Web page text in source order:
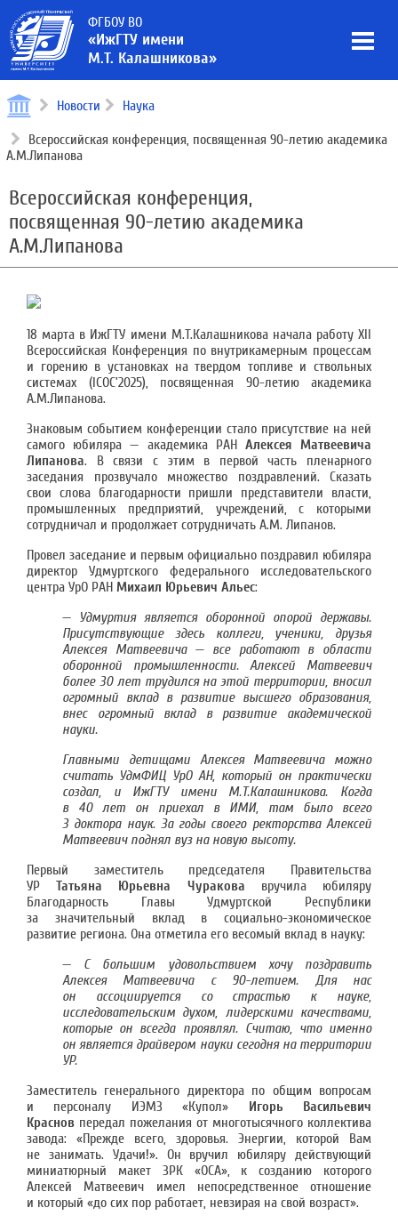
ФГБОУ ВО
«ИжГТУ имени
М.Т. Калашникова»
Новости Наука
Всероссийская конференция, посвященная 90-летию академика
А.М.Липанова
Всероссийская конференция,
посвященная 90-летию академика
А.М.Липанова
18 марта в ИжГТУ имени М.Т.Калашникова начала работу XII
Всероссийская Конференция по внутрикамерным процессам
и горению в установках на твердом топливе и ствольных
системах (ICOC’2025), посвященная 90-летию академика
А.М.Липанова.
Знаковым событием конференции стало присутствие на ней
самого юбиляра — академика РАН Алексея Матвеевича
Липанова. В связи с этим в первой часть пленарного
заседания прозвучало множество поздравлений. Сказать
свои слова благодарности пришли представители власти,
промышленных предприятий, учреждений, с которыми
сотрудничал и продолжает сотрудничать А.М. Липанов.
Провел заседание и первым официально поздравил юбиляра
директор Удмуртского федерального исследовательского
центра УрО РАН Михаил Юрьевич Альес:
— Удмуртия является оборонной опорой державы.
Присутствующие здесь коллеги, ученики, друзья
Алексея Матвеевича — все работают в области
оборонной промышленности. Алексей Матвеевич
более 30 лет трудился на этой территории, вносил
огромный вклад в развитие высшего образования,
внес огромный вклад в развитие академической
науки.
Главными детищами Алексея Матвеевича можно
считать УдмФИЦ УрО АН, который он практически
создал, и ИжГТУ имени М.Т.Калашникова. Когда
в 40 лет он приехал в ИМИ, там было всего
3 доктора наук. За годы своего ректорства Алексей
Матвеевич поднял вуз на новую высоту.
Первый заместитель председателя Правительства
УРТатьяна Юрьевна Чуракова вручила юбиляру
Благодарность Главы Удмуртской Республики
за значительный вклад в социально-экономическое
развитие региона. Она отметила его весомый вклад в науку:
— С большим удовольствием хочу поздравить
Алексея Матвеевича с 90-летием. Для нас
он ассоциируется со страстью к науке,
исследовательским духом, лидерскими качествами,
которые он всегда проявлял. Считаю, что именно
он является драйвером науки сегодня на территории
УР.
Заместитель генерального директора по общим вопросам
и персоналу ИЭМЗ «Купол» Игорь Васильевич
Краснов передал пожелания от многотысячного коллектива
завода: «Прежде всего, здоровья. Энергии, которой Вам
не занимать. Удачи!». Он вручил юбиляру действующий
миниатюрный макет ЗРК «ОСА», к созданию которого
Алексей Матвеевич имел непосредственное отношение
и который «до сих пор работает, невзирая на свой возраст».